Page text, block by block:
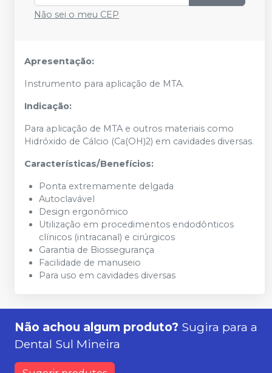
Não sei o meu CEP
Apresentação:
Instrumento para aplicação de MTA.
Indicação:
Para aplicação de MTA e outros materiais como
Hidróxido de Cálcio (Ca(OH)2) em cavidades diversas.
Características/Benefícios:
Ponta extremamente delgada
Autoclavável
Design ergonômico
Utilização em procedimentos endodônticos
clínicos (intracanal) e cirúrgicos
Garantia de Biossegurança
Facilidade de manuseio
Para uso em cavidades diversas
Não achou algum produto? Sugira para a
Dental Sul Mineira